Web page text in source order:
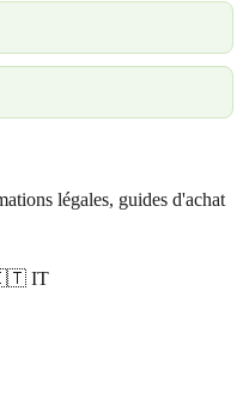
légales, guides d'achat
IT